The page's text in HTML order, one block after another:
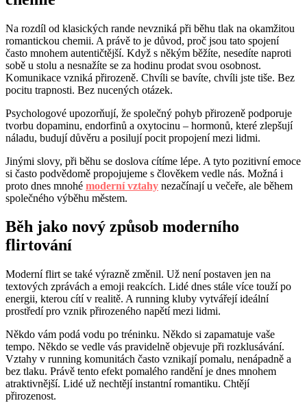
Na rozdíl od klasických rande nevzniká při běhu tlak na okamžitou
romantickou chemii. A právě to je důvod, proč jsou tato spojení
často mnohem autentičtější. Když s někým běžíte, nesedíte naproti
sobě u stolu a nesnažíte se za hodinu prodat svou osobnost.
Komunikace vzniká přirozeně. Chvíli se bavíte, chvíli jste tiše. Bez
pocitu trapnosti. Bez nucených otázek.
Psychologové upozorňují, že společný pohyb přirozeně podporuje
tvorbu dopaminu, endorfinů a oxytocinu – hormonů, které zlepšují
náladu, budují důvěru a posilují pocit propojení mezi lidmi.
Jinými slovy, při běhu se doslova cítíme lépe. A tyto pozitivní emoce
si často podvědomě propojujeme s člověkem vedle nás. Možná i
proto dnes mnohé moderní vztahy nezačínají u večeře, ale během
společného výběhu městem.
Běh jako nový způsob moderního
flirtování
Moderní flirt se také výrazně změnil. Už není postaven jen na
textových zprávách a emoji reakcích. Lidé dnes stále více touží po
energii, kterou cítí v realitě. A running kluby vytvářejí ideální
prostředí pro vznik přirozeného napětí mezi lidmi.
Někdo vám podá vodu po tréninku. Někdo si zapamatuje vaše
tempo. Někdo se vedle vás pravidelně objevuje při rozklusávání.
Vztahy v running komunitách často vznikají pomalu, nenápadně a
bez tlaku. Právě tento efekt pomalého randění je dnes mnohem
atraktivnější. Lidé už nechtějí instantní romantiku. Chtějí
přirozenost.